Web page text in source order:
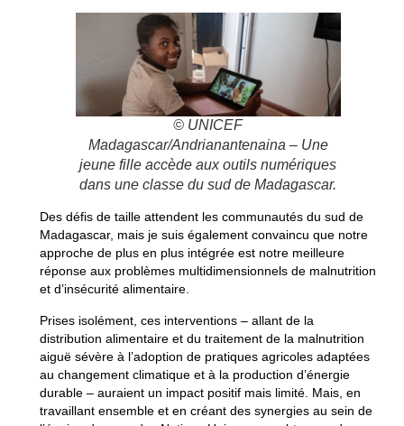
© UNICEF
Madagascar/Andrianantenaina – Une
jeune fille accède aux outils numériques
dans une classe du sud de Madagascar.
Des défis de taille attendent les communautés du sud de
Madagascar, mais je suis également convaincu que notre
approche de plus en plus intégrée est notre meilleure
réponse aux problèmes multidimensionnels de malnutrition
et d’insécurité alimentaire.
Prises isolément, ces interventions – allant de la
distribution alimentaire et du traitement de la malnutrition
aiguë sévère à l’adoption de pratiques agricoles adaptées
au changement climatique et à la production d’énergie
durable – auraient un impact positif mais limité. Mais, en
travaillant ensemble et en créant des synergies au sein de